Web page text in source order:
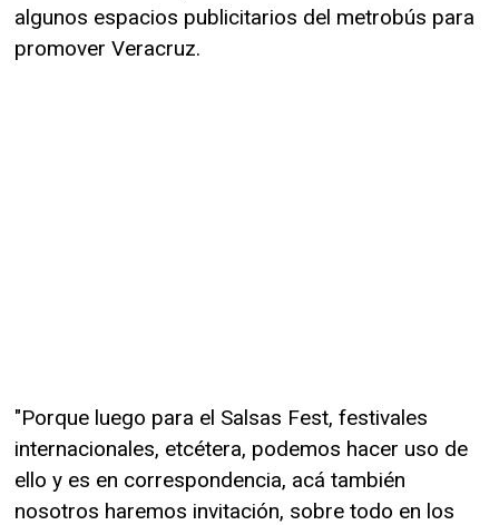
algunos espacios publicitarios del metrobús para
promover Veracruz.
"Porque luego para el Salsas Fest, festivales
internacionales, etcétera, podemos hacer uso de
ello y es en correspondencia, acá también
nosotros haremos invitación, sobre todo en los